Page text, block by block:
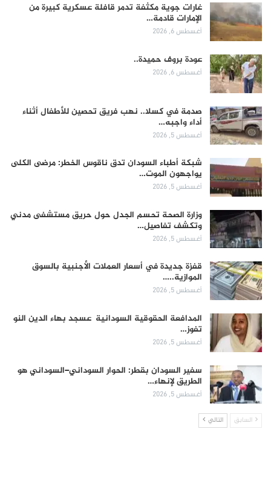
غارات جوية مكثفة تدمر قافلة عسكرية كبيرة من
الإمارات قادمة…
أغسطس 6, 2026
عودة بروف حميدة..
أغسطس 6, 2026
صدمة في كسلا.. نهب فريق تحصين للأطفال أثناء
أداء واجبه…
أغسطس 5, 2026
شبكة أطباء السودان تدق ناقوس الخطر: مرضى الكلى
يواجهون الموت…
أغسطس 5, 2026
وزارة الصحة تحسم الجدل حول حريق مستشفى مدني
وتكشف تفاصيل…
أغسطس 5, 2026
قفزة جديدة في أسعار العملات الأجنبية بالسوق
الموازية..…
أغسطس 5, 2026
المدافعة الحقوقية السودانية عسجد بهاء الدين النو
تفوز…
أغسطس 5, 2026
سفير السودان بقطر: الحوار السوداني–السوداني هو
الطريق لإنهاء…
أغسطس 5, 2026
السابق التالي